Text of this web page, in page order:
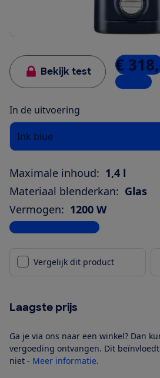
Bekijk test €
1 winkel
In de uitvoering
Ink blue
Maximale inhoud: 1,4 l
Materiaal blenderkan: Glas
Vermogen: 1200 W
Bekijk alle specificaties
Vergelijk dit product
Laagste prijs
Ga je via ons naar een winkel? Dan
vergoeding ontvangen. Dit
niet - Meer informatie.